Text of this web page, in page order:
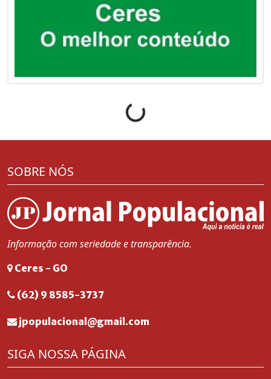
SOBRE NÓS
Informação com seriedade e transparência.
Ceres - GO
(62) 9 8585-3737
jpopulacional@gmail.com
SIGA NOSSA PÁGINA